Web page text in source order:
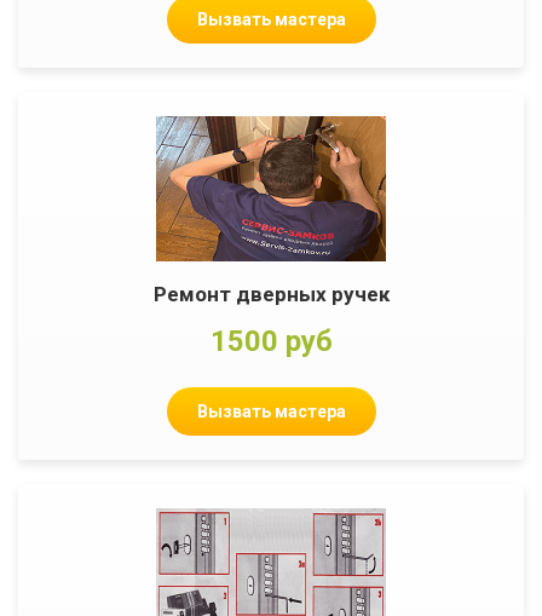
Вызвать мастера
Ремонт дверных ручек
1500 руб
Вызвать мастера